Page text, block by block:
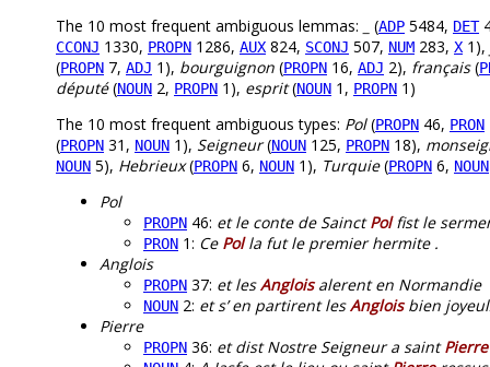
The 10 most frequent ambiguous lemmas:
(ADP 5484, DET
CCONJ 1330, PROPN 1286, AUX 824, SCONJ 507, NUM 283, X 1),
(PROPN 7, ADJ 1), bourguignon (PROPN 16, ADJ 2), français(
député(NOUN 2, PROPN 1), esprit(NOUN 1, PROPN 1)
The 10 most frequent ambiguous types: Pol(PROPN 46, PRON
(PROPN 31, NOUN 1), Seigneur(NOUN 125, PROPN 18),
NOUN 5), Hebrieux(PROPN 6, NOUN 1), Turquie(PROPN 6, NOUN
Pol
PROPN 46: et le conte de SainctPolfist le
PRON 1: Ce Polla fut le premier hermite .
Anglois
PROPN 37: et lesAngloisalerent en Normandie
NOUN 2: et s’ en partirent lesAngloisbien
Pierre
PROPN 36: et dist Nostre Seigneur a saintPierre